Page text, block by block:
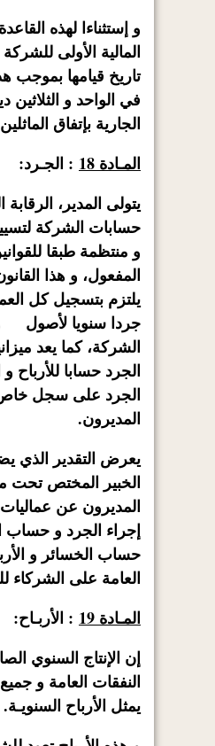
و إستثناءا لهذه
المالية الأولى
تاريخ قيامها بموجب
في الواحد و
الجارية بإتفاق
المـادة 18
: الجـرد:
يتولى المدير،
حسابات الشركة
و منتظمة طبقا
المفعول، و هذا
يلتزم بتسجيل كل
جردا سنويا
الشركة، كما يعد
الجرد حسابا للأرباح
الجرد على سجل خاص
المديرون.
يعرض التقدير الذي
الخبير المختص تحت
المديرون عن عماليات
إجراء الجرد و حساب
حساب الخسائر و
العامة على الشركاء
المـادة 19
: الأربـاح:
إن الإنتاج السنوي
النفقات العامة و
يمثل الأرباح السنويـة.